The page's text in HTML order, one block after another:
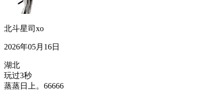
北斗星司xo
2026年05月16日
湖北
玩过3秒
蒸蒸日上。66666